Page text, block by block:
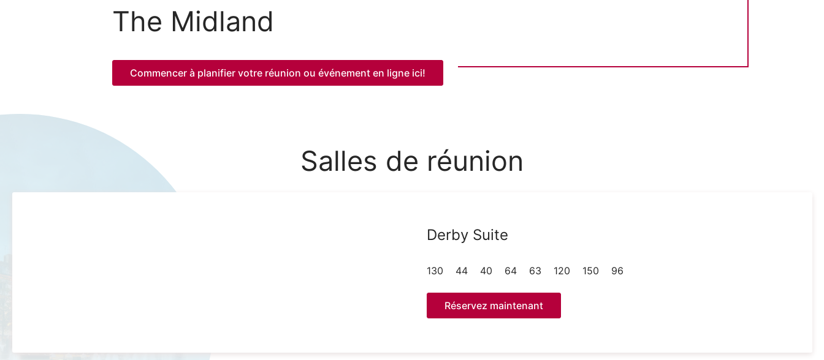
The Midland
Commencer à planifier votre réunion ou événement en ligne ici!
Salles de réunion
Derby Suite
130 44 40 64 63 120 150 96
Réservez maintenant